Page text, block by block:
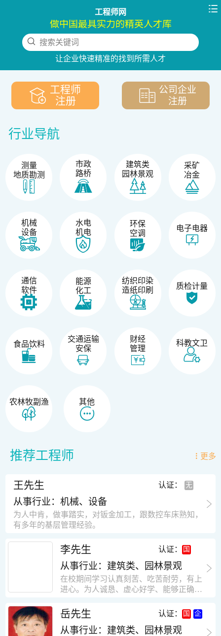
工程师网 
做中国最具实力的精英人才库
搜索关键词
让企业快速精准的找到所需人才
下拉刷新
工程师
注册
公司企业
注册
行业导航
测量
地质勘测
市政
路桥
建筑类
园林景观
采矿
冶金
机械
设备
水电
机电
环保
空调
电子电器
通信
软件
能源
化工
纺织印染
造纸印刷
质检计量
食品饮料
交通运输
安保
财经
管理
科教文卫
农林牧副渔 其他
推荐工程师 更多
王先生 认证：
从事行业：机械、设备
为人中肯，做事踏实，对钣金加工，跟数控车床熟知，
有多年的基层管理经验。
李先生 认证：
从事行业：建筑类、园林景观
在校期间学习认真刻苦、吃苦耐劳，有上
进心。为人诚恳、虚心好学、能够正确对
思想积极上进，接受能力和独立能力强，
有很强的团队精神和集体荣誉感。做事认
真负责，有很强的责任心。秉承山大扎
岳先生 认证：
从事行业：建筑类、园林景观